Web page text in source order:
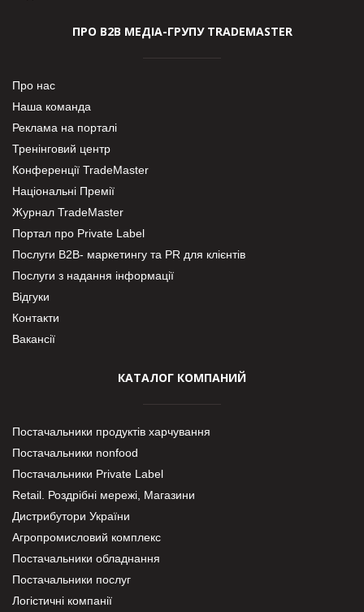
ПРО В2В МЕДІА-ГРУПУ TRADEMASTER
Про нас
Наша команда
Реклама на порталі
Тренінговий центр
Конференції TradeMaster
Національні Премії
Журнал TradeMaster
Портал про Private Label
Послуги В2В- маркетингу та PR для клієнтів
Послуги з надання інформації
Відгуки
Контакти
Вакансії
КАТАЛОГ КОМПАНИЙ
Постачальники продуктів харчування
Постачальники nonfood
Постачальники Private Label
Retail. Роздрібні мережі, Магазини
Дистрибутори України
Агропромисловий комплекс
Постачальники обладнання
Постачальники послуг
Логістичні компанії